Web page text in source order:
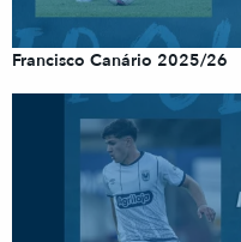
Francisco Canário 2025/26